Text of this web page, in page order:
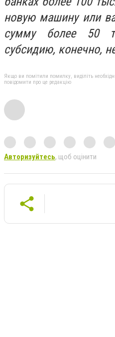
новую машину или
сумму более 50
субсидию, конечно,
Якщо ви помітили помилку, виділіть
повідомити про це редакцію
Авторизуйтесь, щоб оцінити